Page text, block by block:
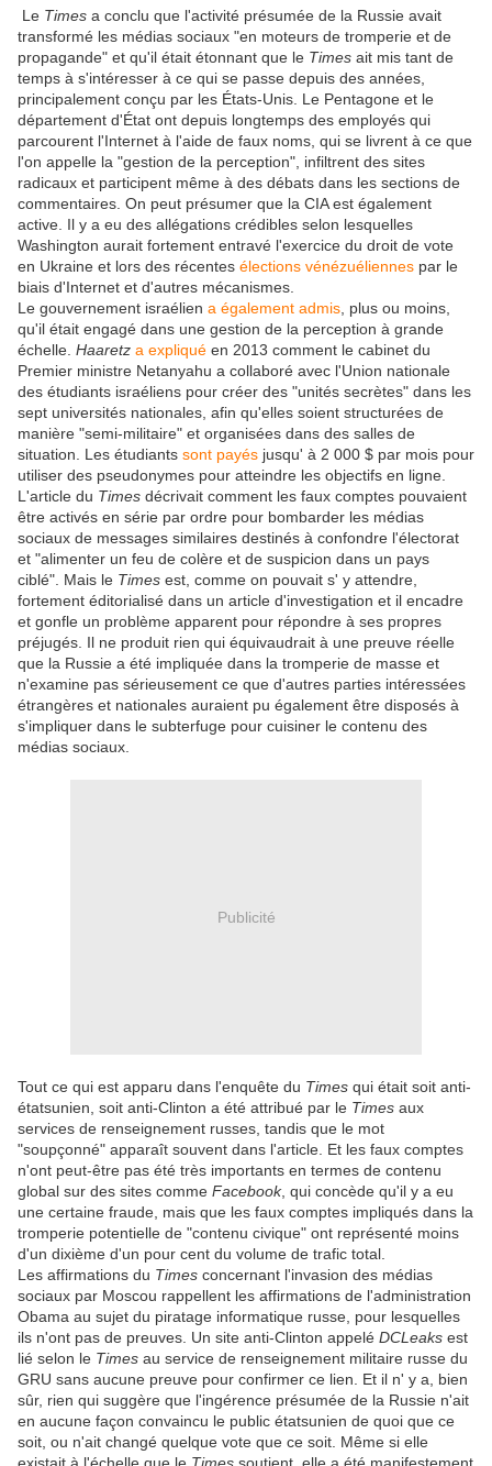
Le Times a conclu que l'activité présumée de la Russie avait
transformé les médias sociaux "en moteurs de tromperie et de
propagande" et qu'il était étonnant que le Times ait mis tant de
temps à s'intéresser à ce qui se passe depuis des années,
principalement conçu par les États-Unis. Le Pentagone et le
département d'État ont depuis longtemps des employés qui
parcourent l'Internet à l'aide de faux noms, qui se livrent à ce que
l'on appelle la "gestion de la perception", infiltrent des sites
radicaux et participent même à des débats dans les sections de
commentaires. On peut présumer que la CIA est également
active. Il y a eu des allégations crédibles selon lesquelles
Washington aurait fortement entravé l'exercice du droit de vote
en Ukraine et lors des récentes élections vénézuéliennes par le
biais d'Internet et d'autres mécanismes.
Le gouvernement israélien a également admis , plus ou moins,
qu'il était engagé dans une gestion de la perception à grande
échelle. Haaretz a expliqué en 2013 comment le cabinet du
Premier ministre Netanyahu a collaboré avec l'Union nationale
des étudiants israéliens pour créer des "unités secrètes" dans les
sept universités nationales, afin qu'elles soient structurées de
manière "semi-militaire" et organisées dans des salles de
situation. Les étudiants sont payés jusqu' à 2 000 $ par mois pour
utiliser des pseudonymes pour atteindre les objectifs en ligne.
L'article du Times décrivait comment les faux comptes pouvaient
être activés en série par ordre pour bombarder les médias
sociaux de messages similaires destinés à confondre l'électorat
et "alimenter un feu de colère et de suspicion dans un pays
ciblé". Mais le Times est, comme on pouvait s' y attendre,
fortement éditorialisé dans un article d'investigation et il encadre
et gonfle un problème apparent pour répondre à ses propres
préjugés. Il ne produit rien qui équivaudrait à une preuve réelle
que la Russie a été impliquée dans la tromperie de masse et
n'examine pas sérieusement ce que d'autres parties intéressées
étrangères et nationales auraient pu également être disposés à
s'impliquer dans le subterfuge pour cuisiner le contenu des
médias sociaux.
Publicité
Tout ce qui est apparu dans l'enquête du Times qui était soit anti-
étatsunien, soit anti-Clinton a été attribué par le Times aux
services de renseignement russes, tandis que le mot
"soupçonné" apparaît souvent dans l'article. Et les faux comptes
n'ont peut-être pas été très importants en termes de contenu
global sur des sites comme Facebook, qui concède qu'il y a eu
une certaine fraude, mais que les faux comptes impliqués dans la
tromperie potentielle de "contenu civique" ont représenté moins
d'un dixième d'un pour cent du volume de trafic total.
Les affirmations du Times concernant l'invasion des médias
sociaux par Moscou rappellent les affirmations de l'administration
Obama au sujet du piratage informatique russe, pour lesquelles
ils n'ont pas de preuves. Un site anti-Clinton appelé DCLeaks est
lié selon le Times au service de renseignement militaire russe du
GRU sans aucune preuve pour confirmer ce lien. Et il n' y a, bien
sûr, rien qui suggère que l'ingérence présumée de la Russie n'ait
en aucune façon convaincu le public étatsunien de quoi que ce
soit, ou n'ait changé quelque vote que ce soit. Même si elle